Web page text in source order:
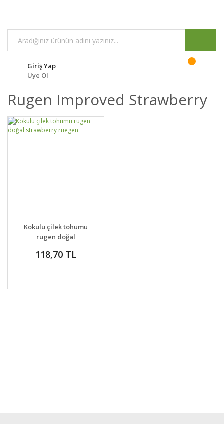
Giriş Yap
Üye Ol
Rugen Improved Strawberry
DETAYLAR SEPETE EKLE
Kokulu çilek tohumu
rugen doğal
118,70 TL